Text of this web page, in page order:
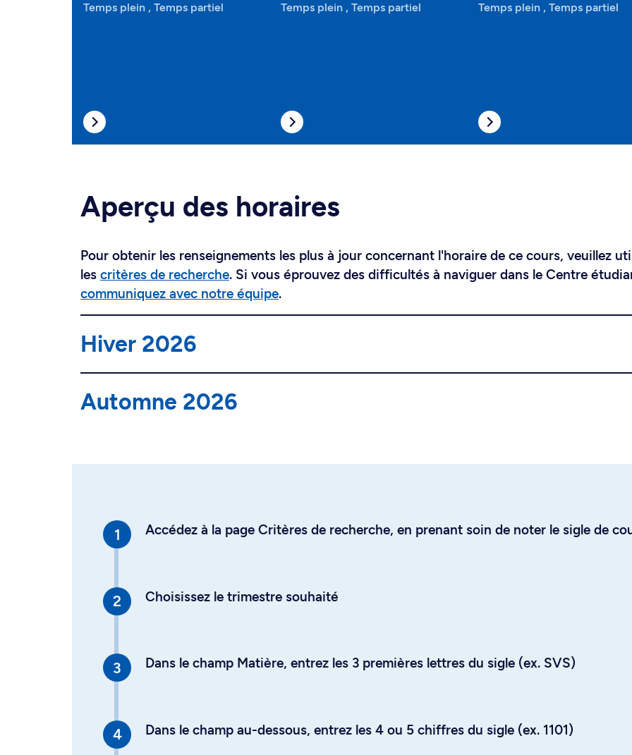
Temps plein , Temps partiel
Temps plein , Temps partiel
Temps plein , Temps partiel
Aperçu des horaires
Pour obtenir les renseignements les plus à jour concernant l'horaire de ce cours, veuillez
les critères de recherche. Si vous éprouvez des difficultés à naviguer dans le Centre
communiquez avec notre équipe.
Hiver 2026
Automne 2026
Accédez à la page Critères de recherche, en prenant soin de noter le sigle de
Choisissez le trimestre souhaité
Dans le champ Matière, entrez les 3 premières lettres du sigle (ex. SVS)
Dans le champ au-dessous, entrez les 4 ou 5 chiffres du sigle (ex. 1101)